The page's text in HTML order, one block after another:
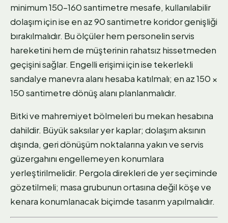
minimum 150–160 santimetre mesafe, kullanılabilir
dolaşım için ise en az 90 santimetre koridor genişliği
bırakılmalıdır. Bu ölçüler hem personelin servis
hareketini hem de müşterinin rahatsız hissetmeden
geçişini sağlar. Engelli erişimi için ise tekerlekli
sandalye manevra alanı hesaba katılmalı; en az 150 ×
150 santimetre dönüş alanı planlanmalıdır.
Bitki ve mahremiyet bölmeleri bu mekan hesabına
dahildir. Büyük saksılar yer kaplar; dolaşım aksının
dışında, geri dönüşüm noktalarına yakın ve servis
güzergahını engellemeyen konumlara
yerleştirilmelidir. Pergola direkleri de yer seçiminde
gözetilmeli; masa grubunun ortasına değil köşe ve
kenara konumlanacak biçimde tasarım yapılmalıdır.